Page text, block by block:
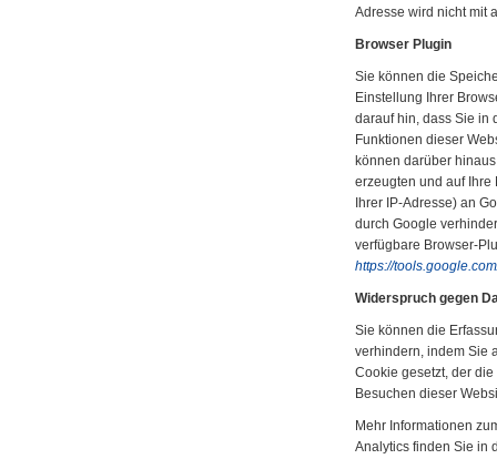
Adresse wird nicht mit
Browser Plugin
Sie können die
Einstellung Ihrer
darauf hin, dass Sie in
Funktionen dieser
können darüber
erzeugten und auf Ihre
Ihrer IP-Adresse) an
durch Google
verfügbare Browser-
https://
Widerspruch gegen
Sie können die
verhindern, indem Sie
Cookie gesetzt, der
Besuchen dieser
Mehr Informationen
Analytics finden Sie in